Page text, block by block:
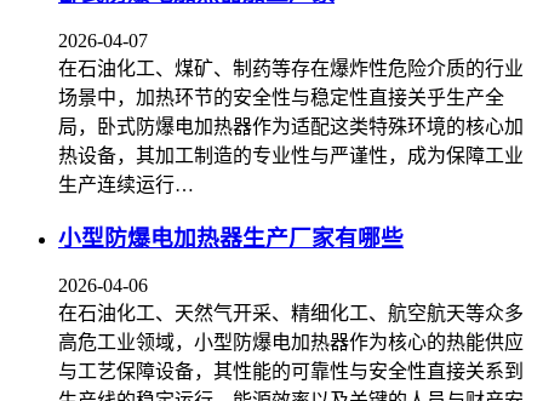
2026-04-07
在石油化工、煤矿、制药等存在爆炸性危险介质的行业
场景中，加热环节的安全性与稳定性直接关乎生产全
局，卧式防爆电加热器作为适配这类特殊环境的核心加
热设备，其加工制造的专业性与严谨性，成为保障工业
生产连续运行…
小型防爆电加热器生产厂家有哪些
2026-04-06
在石油化工、天然气开采、精细化工、航空航天等众多
高危工业领域，小型防爆电加热器作为核心的热能供应
与工艺保障设备，其性能的可靠性与安全性直接关系到